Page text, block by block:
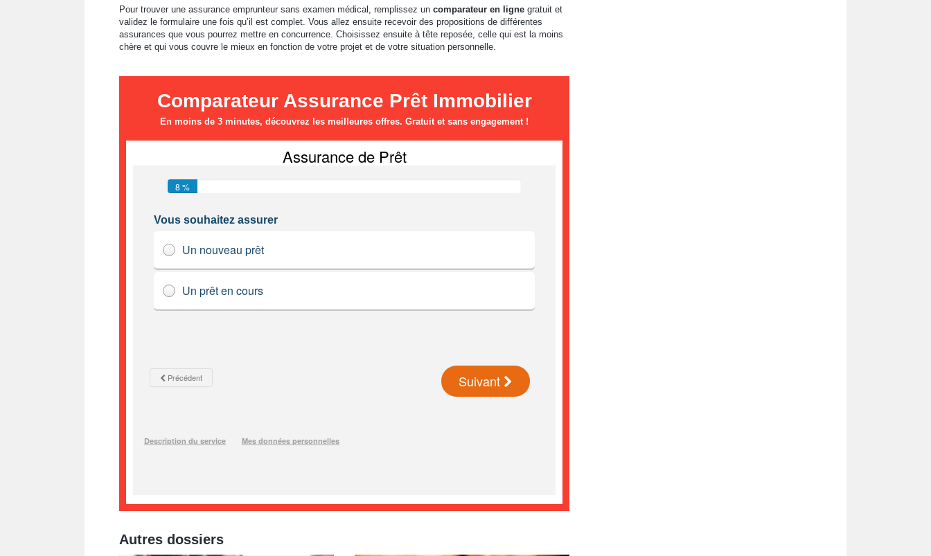
Pour trouver une assurance emprunteur sans examen médical, remplissez un comparateur en ligne gratuit et
validez le formulaire une fois qu’il est complet. Vous allez ensuite recevoir des propositions de différentes
assurances que vous pourrez mettre en concurrence. Choisissez ensuite à tête reposée, celle qui est la moins
chère et qui vous couvre le mieux en fonction de votre projet et de votre situation personnelle.
Comparateur Assurance Prêt Immobilier
En moins de 3 minutes, découvrez les meilleures offres. Gratuit et sans engagement !
Autres dossiers